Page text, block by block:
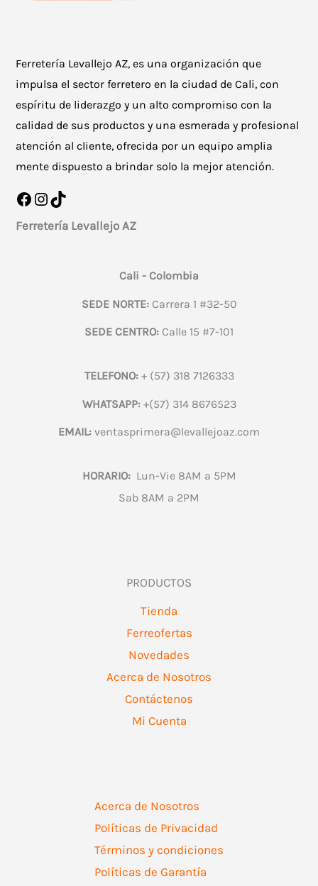
Ferretería Levallejo AZ, es una organización que
impulsa el sector ferretero en la ciudad de Cali, con
espíritu de liderazgo y un alto compromiso con la
calidad de sus productos y una esmerada y profesional
atención al cliente, ofrecida por un equipo amplia
mente dispuesto a brindar solo la mejor atención.
Facebook
Instagram
TikTok
Ferretería Levallejo AZ
Cali - Colombia
SEDE NORTE:Carrera 1 #32-50
SEDE CENTRO: Calle 15 #7-101
TELEFONO:+ (57) 318 7126333
WHATSAPP:+(57) 314 8676523
EMAIL: ventasprimera@levallejoaz.com
HORARIO:Lun-Vie 8AM a 5PM
Sab 8AM a 2PM
PRODUCTOS
Tienda
Ferreofertas
Novedades
Acerca de Nosotros
Contáctenos
Mi Cuenta
Acerca de Nosotros
Políticas de Privacidad
Términos y condiciones
Políticas de Garantía